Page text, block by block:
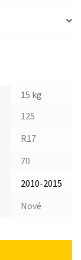
15 kg
125
R17
70
2010-2015
Nové